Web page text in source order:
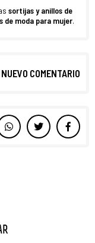
sortijas y anillos de
de moda para mujer.
NUEVO COMENTARIO